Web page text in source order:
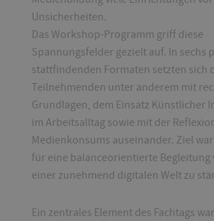
Unsicherheiten.
Das Workshop-Programm griff diese
Spannungsfelder gezielt auf. In sechs
stattfindenden Formaten setzten sich
Teilnehmenden unter anderem mit
Grundlagen, dem Einsatz Künstlicher
im Arbeitsalltag sowie mit der
Medienkonsums auseinander. Ziel
für eine balanceorientierte Begleitung
einer zunehmend digitalen Welt zu
Ein zentrales Element des Fachtags